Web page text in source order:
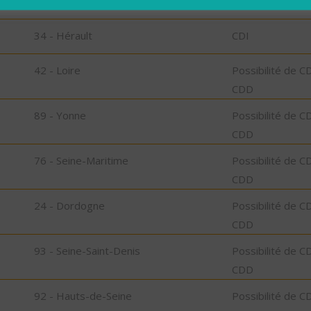
34 - Hérault CDI
42 - Loire
Possibilité de
CDD
89 - Yonne
Possibilité de
CDD
76 - Seine-Maritime
Possibilité de
CDD
24 - Dordogne
Possibilité de
CDD
93 - Seine-Saint-Denis
Possibilité de
CDD
92 - Hauts-de-Seine
Possibilité de